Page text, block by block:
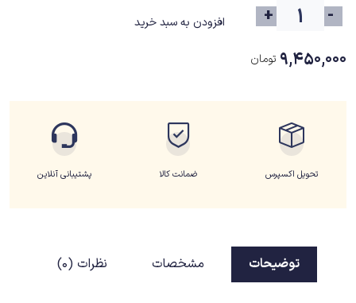
-
+ افزودن به سبد خرید
۹,۴۵۰,۰۰۰ تومان
تحویل اکسپرس ضمانت کالا پشتیبانی آنلاین
توضیحات مشخصات نظرات (0)